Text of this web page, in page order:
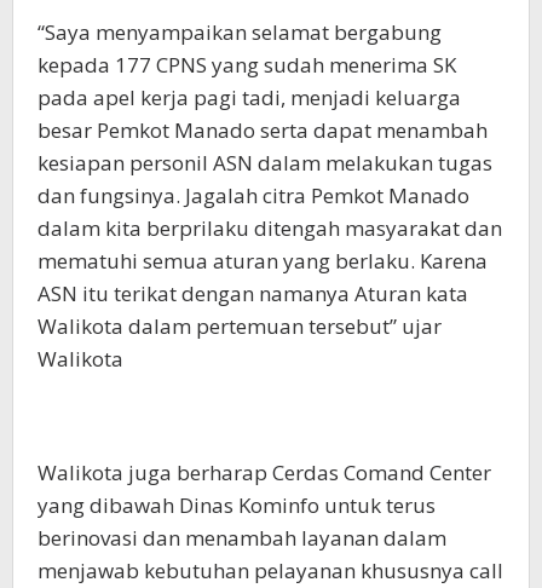
“Saya menyampaikan selamat bergabung
kepada 177 CPNS yang sudah menerima SK
pada apel kerja pagi tadi, menjadi keluarga
besar Pemkot Manado serta dapat menambah
kesiapan personil ASN dalam melakukan tugas
dan fungsinya. Jagalah citra Pemkot Manado
dalam kita berprilaku ditengah masyarakat dan
mematuhi semua aturan yang berlaku. Karena
ASN itu terikat dengan namanya Aturan kata
Walikota dalam pertemuan tersebut” ujar
Walikota
Walikota juga berharap Cerdas Comand Center
yang dibawah Dinas Kominfo untuk terus
berinovasi dan menambah layanan dalam
menjawab kebutuhan pelayanan khususnya call